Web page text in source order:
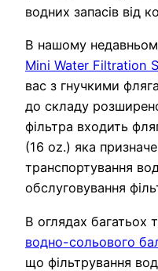
водних запасів від
В нашому
Mini Water Filtration
вас з гнучкими
до складу
фільтра входить
(16 oz.) яка
транспортування
обслуговування
В оглядах багатьох
водно-сольового
що фільтрування